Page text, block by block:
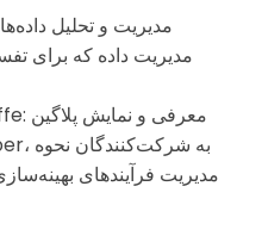
مدیریت و تحلیل
مدیریت داده که برای
مدیریت فرآیندهای